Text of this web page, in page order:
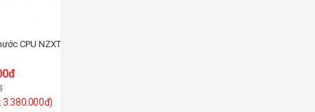
CPU NZXT Kraken Elite 240
3.380.000đ)